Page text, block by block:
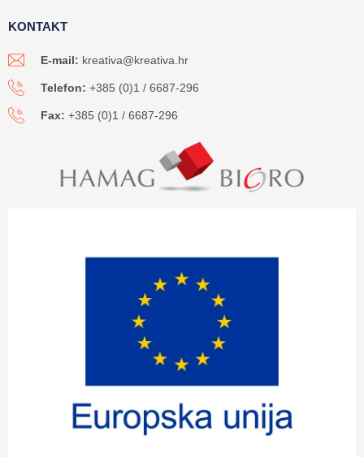
KONTAKT
E-mail: kreativa@kreativa.hr
Telefon: +385 (0)1 / 6687-296
Fax: +385 (0)1 / 6687-296